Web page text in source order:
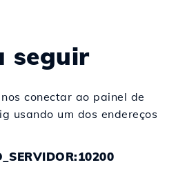
seguir
conectar ao painel de
usando um dos endereços